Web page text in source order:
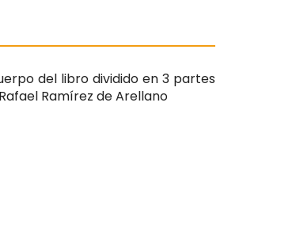
del libro dividido en 3 partes
Ramírez de Arellano